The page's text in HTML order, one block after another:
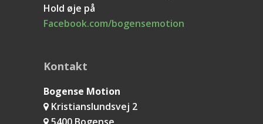
Hold øje på
Facebook.com/bogensemotion
Kontakt
Bogense Motion
Kristianslundsvej 2